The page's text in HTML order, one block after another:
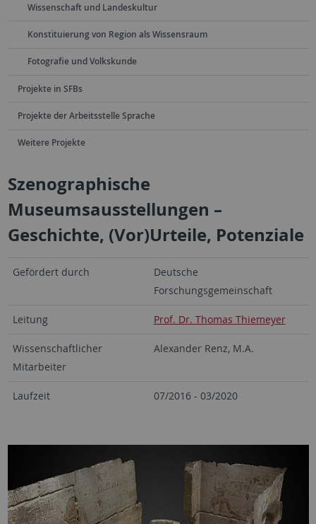
Wissenschaft und Landeskultur
Konstituierung von Region als Wissensraum
Fotografie und Volkskunde
Projekte in SFBs
Projekte der Arbeitsstelle Sprache
Weitere Projekte
Szenographische
Museumsausstellungen –
Geschichte, (Vor)Urteile, Potenziale
Gefördert durch
Deutsche
Forschungsgemeinschaft
Leitung Prof. Dr. Thomas Thiemeyer
Wissenschaftlicher
Mitarbeiter
Alexander Renz, M.A.
Laufzeit 07/2016 - 03/2020